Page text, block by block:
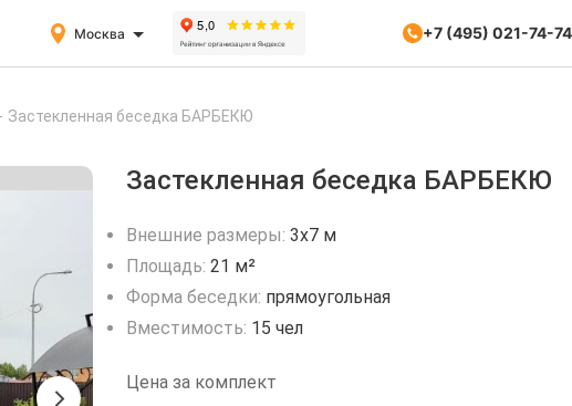
Москва +7 (495) 021-74-74
Застекленная беседка БАРБЕКЮ
Застекленная беседка БАРБЕКЮ
Внешние размеры:3х7 м
Площадь:21 м²
Форма беседки: прямоугольная
Вместимость: 15 чел
Цена за комплект